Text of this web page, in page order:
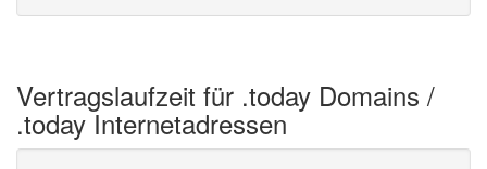
Vertragslaufzeit für .today Domains /
.today Internetadressen